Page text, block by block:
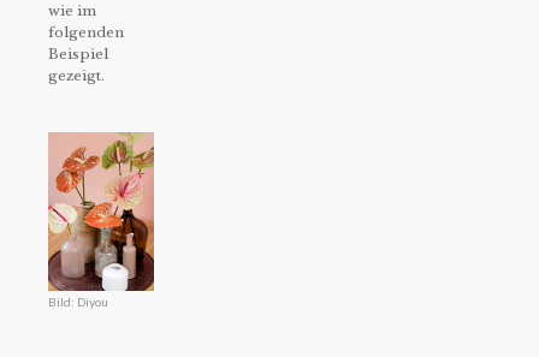
wie im
folgenden
Beispiel
gezeigt.
Bild: Diyou